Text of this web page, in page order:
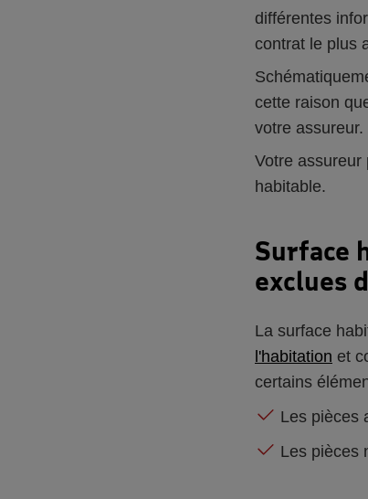
différentes
contrat le plus
cette raison
votre assureur.
Votre assureur
habitable.
Surface
exclues
La surface
l'habitation et
certains
Les pièces
Les pièces